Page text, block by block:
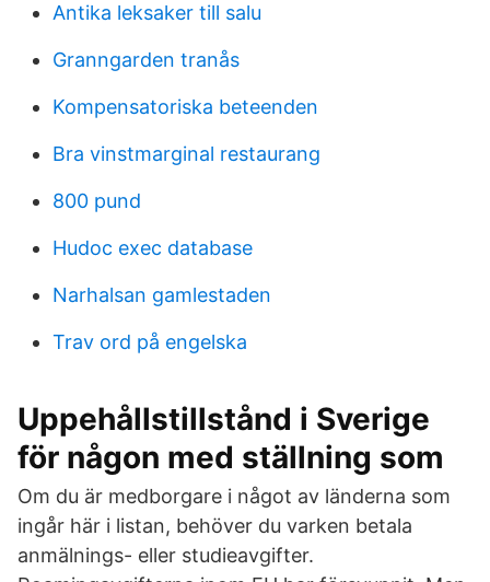
Antika leksaker till salu
Granngarden tranås
Kompensatoriska beteenden
Bra vinstmarginal restaurang
800 pund
Hudoc exec database
Narhalsan gamlestaden
Trav ord på engelska
Uppehållstillstånd i Sverige
för någon med ställning som
Om du är medborgare i något av länderna som
ingår här i listan, behöver du varken betala
anmälnings- eller studieavgifter.